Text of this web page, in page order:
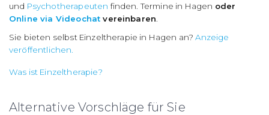
und Psychotherapeuten finden. Termine in Hagen oder
Online via Videochat vereinbaren
Sie bieten selbst Einzeltherapie in Hagen an?Anzeige
veröffentlichen.
Was ist Einzeltherapie?
Alternative Vorschläge für Sie